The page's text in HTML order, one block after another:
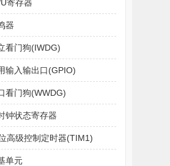
寄存器
器
看门狗(IWDG)
输入输出口(GPIO)
看门狗(WWDG)
钟状态寄存器
高级控制定时器(TIM1)
单元